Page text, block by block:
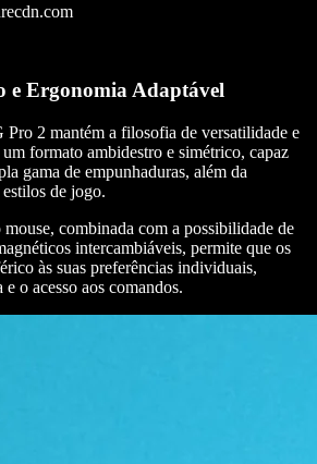
e Ergonomia Adaptável
2 mantém a filosofia de versatilidade e
formato ambidestro e simétrico, capaz
gama de empunhaduras, além da
de jogo.
combinada com a possibilidade de
intercambiáveis, permite que os
às suas preferências individuais,
o acesso aos comandos.